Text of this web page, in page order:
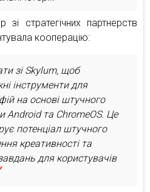
стратегічних партнерств
кооперацію:
зі Skylum, щоб
інструменти для
на основі штучного
Android та ChromeOS. Це
потенціал штучного
креативності та
для користувачів